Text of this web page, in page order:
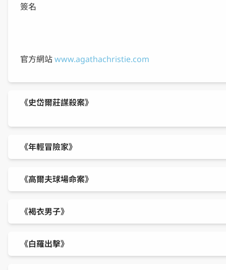
簽名
官方網站www.agathachristie.com
《史岱爾莊謀殺案》
《年輕冒險家》
《高爾夫球場命案》
《褐衣男子》
《白羅出擊》